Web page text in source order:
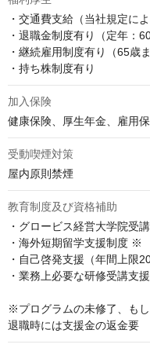
・交通費支給（当社規定によ
・退職金制度有り（定年：60
・継続雇用制度有り（65歳ま
・持ち株制度有り
加入保険
健康保険、厚生年金、雇用
受動喫煙対策
屋内原則禁煙
教育制度及び資格補助
・グロービス経営大学院受
・海外短期留学支援制度 ※
・自己啓発支援（年間上限20
・業務上必要な研修受講支
※プログラムの未修了、も
退職時には支援金の返金要